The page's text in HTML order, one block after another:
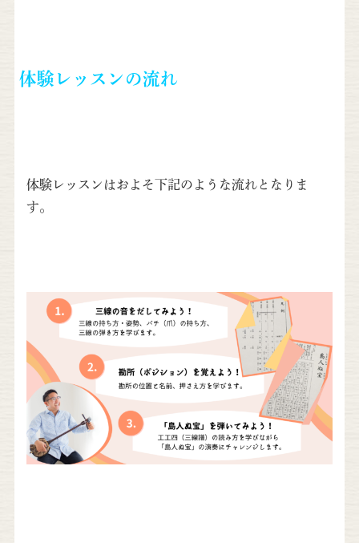
体験レッスンの流れ
体験レッスンはおよそ下記のような流れとなりま
す。